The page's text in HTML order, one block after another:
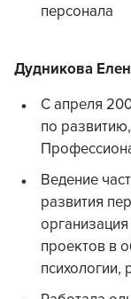
персонала
Дудникова
С апреля
по
Ведение
развития
проектов в
психологии,